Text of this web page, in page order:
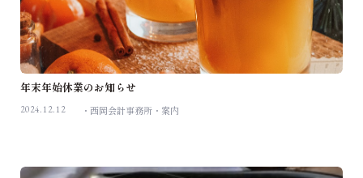
年末年始休業のお知らせ
2024.12.12 西岡会計事務所 案内